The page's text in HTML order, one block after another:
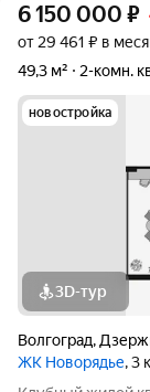
6 150 000 ₽
от 29 461 ₽ в
49,3 м²
2-комн.
новостройка
3D-тур
Волгоград,
ЖК Новорядье, 3